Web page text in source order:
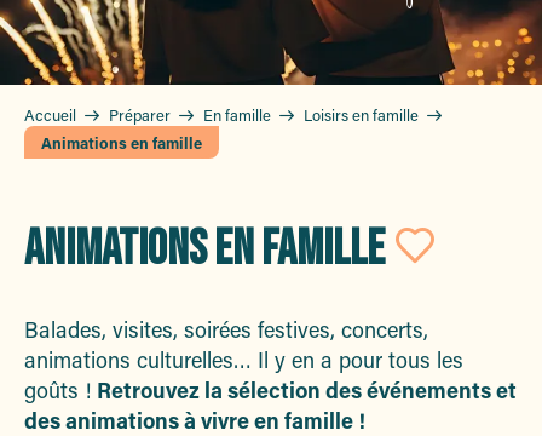
Accueil Préparer En famille
Loisirs en famille
Animations en famille
ANIMATIONS EN FAMILLE
Balades, visites, soirées festives, concerts,
animations culturelles… Il y en a pour tous les
goûts ! Retrouvez la sélection des événements et
des animations à vivre en famille !